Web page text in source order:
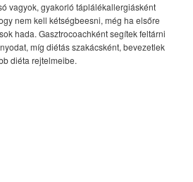
vagyok, gyakorló táplálékallergiásként
nem kell kétségbeesni, még ha elsőre
hada. Gasztrocoachként segítek feltárni
míg diétás szakácsként, bevezetlek
diéta rejtelmeibe.